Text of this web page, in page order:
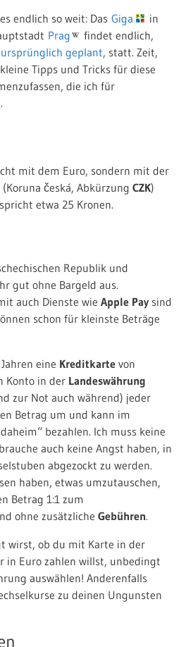
endlich so weit: Das Giga
in
Prag
findet endlich,
geplant, statt. Zeit,
Tipps und Tricks für diese
die ich für
mit dem Euro, sondern mit der
(Koruna česká, Abkürzung CZK)
etwa 25 Kronen.
Republik und
gut ohne Bargeld aus.
auch Dienste wie Apple Pay sind
schon für kleinste Beträge
eine Kreditkarte von
Konto in der Landeswährung
zur Not auch während) jeder
Betrag um und kann im
bezahlen. Ich muss keine
auch keine Angst haben, in
abgezockt zu werden.
haben, etwas umzutauschen,
Betrag 1:1 zum
ohne zusätzliche Gebühren.
wirst, ob du mit Karte in der
in Euro zahlen willst, unbedingt
auswählen! Anderenfalls
zu deinen Ungunsten